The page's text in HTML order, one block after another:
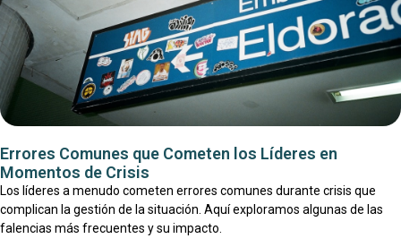
Errores Comunes que Cometen los Líderes en
Momentos de Crisis
Los líderes a menudo cometen errores comunes durante crisis que
complican la gestión de la situación. Aquí exploramos algunas de las
falencias más frecuentes y su impacto.